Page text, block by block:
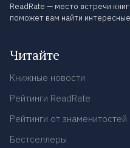
ReadRate — место встречи
поможет вам найти интересные
Читайте
Книжные новости
Рейтинги ReadRate
Рейтинги от знаменитостей
Бестселлеры